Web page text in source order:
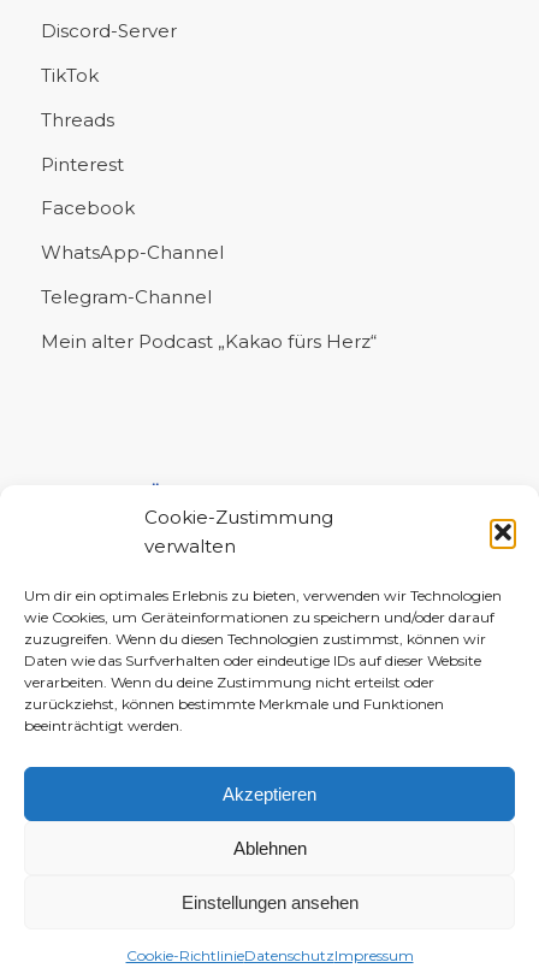
Cookie-Zustimmung
verwalten
Um dir ein optimales Erlebnis zu bieten, verwenden wir Technologien
wie Cookies, um Geräteinformationen zu speichern und/oder darauf
zuzugreifen. Wenn du diesen Technologien zustimmst, können wir
Daten wie das Surfverhalten oder eindeutige IDs auf dieser Website
verarbeiten. Wenn du deine Zustimmung nicht erteilst oder
zurückziehst, können bestimmte Merkmale und Funktionen
beeinträchtigt werden.
Akzeptieren
Ablehnen
Einstellungen ansehen
Cookie-RichtlinieDatenschutzImpressum
Discord-Server
TikTok
Threads
Pinterest
Facebook
WhatsApp-Channel
Telegram-Channel
Mein alter Podcast „Kakao fürs Herz“
© 2010–2026 Daniela-Marlin Jakobi (ewiglichtkind | The Fabulous Diary)